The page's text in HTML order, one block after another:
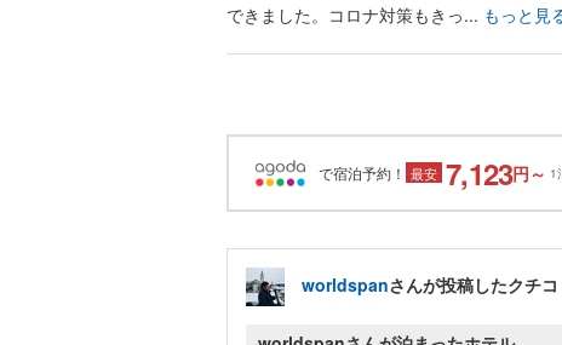
できました。コロナ対策もきっ... もっと見
で宿泊予約！ 最安 7,123円～ 1
worldspanさんが投稿したクチコ